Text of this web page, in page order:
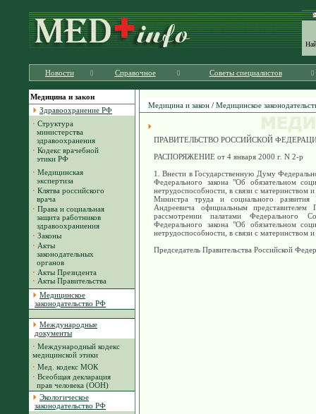
Новости Справочное Советы специалистов
Медицина и закон
Здравоохранение РФ
· Структура
министерства
здравоохранения
· Кодекс врачебной
этики РФ
· Медицинская
экспертиза
· Клятва российского
врача
· Права и социальная
защита работников
здравоохраниения
· Законы
· Акты
законодательных
органов
· Акты Президента
· Акты Правительства
Медицинское
законодательство РФ
Международные
документы
· Международный кодекс
медицинской этики
· Мед. кодекс МОК
· Всеобщая декларация
прав человека (ООН)
Экологическое
законодательство РФ
Медицина и закон / Медицинское
ПРАВИТЕЛЬСТВО РОССИЙСКОЙ
РАСПОРЯЖЕНИЕ от 4 января 2000 г. N 2-р
1. Внести в Государственную Думу
Федерального закона "Об обязательном
нетрудоспособности, в связи с материнством
Министра труда и социального развития
Андреевича официальным представителем
рассмотрении палатами Федерального
Федерального закона "Об обязательном
нетрудоспособности, в связи с материнством
Председатель Правительства Российской